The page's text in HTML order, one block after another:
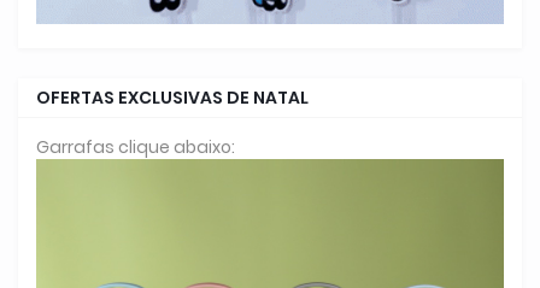
OFERTAS EXCLUSIVAS DE NATAL
Garrafas clique abaixo: